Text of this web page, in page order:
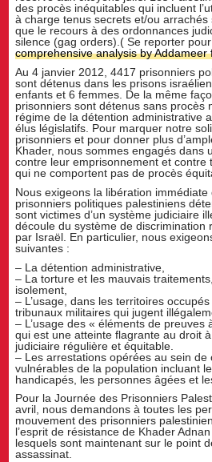
des procès inéquitables qui incluent
à charge tenus secrets et/ou
que le recours à des ordonnances
silence (gag orders).( Se reporter
comprehensive analysis by
Au 4 janvier 2012, 4417 prisonniers
sont détenus dans les prisons
enfants et 6 femmes. De la même
prisonniers sont détenus sans procès
régime de la détention administrative
élus législatifs. Pour marquer notre
prisonniers et pour donner plus
Khader, nous sommes engagés dans
contre leur emprisonnement et contre
qui ne comportent pas de procès
Nous exigeons la libération immédiate
prisonniers politiques palestiniens
sont victimes d’un système judiciaire
découle du système de discrimination
par Israël. En particulier, nous
suivantes :
– La détention administrative,
– La torture et les mauvais
isolement,
– L’usage, dans les territoires
tribunaux militaires qui jugent
– L’usage des « éléments de preuves
qui est une atteinte flagrante au droit
judiciaire régulière et équitable.
– Les arrestations opérées au sein de
vulnérables de la population incluant
handicapés, les personnes âgées et
Pour la Journée des Prisonniers
avril, nous demandons à toutes les
mouvement des prisonniers
l’esprit de résistance de Khader
lesquels sont maintenant sur le point
assassinat.